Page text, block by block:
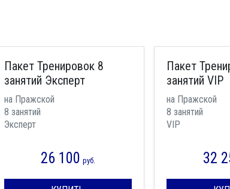
Пакет Тренировок 8
занятий Эксперт
на Пражской
8 занятий
Эксперт
26 100 руб.
Пакет
занятий VIP
на Пражской
8 занятий
VIP
32